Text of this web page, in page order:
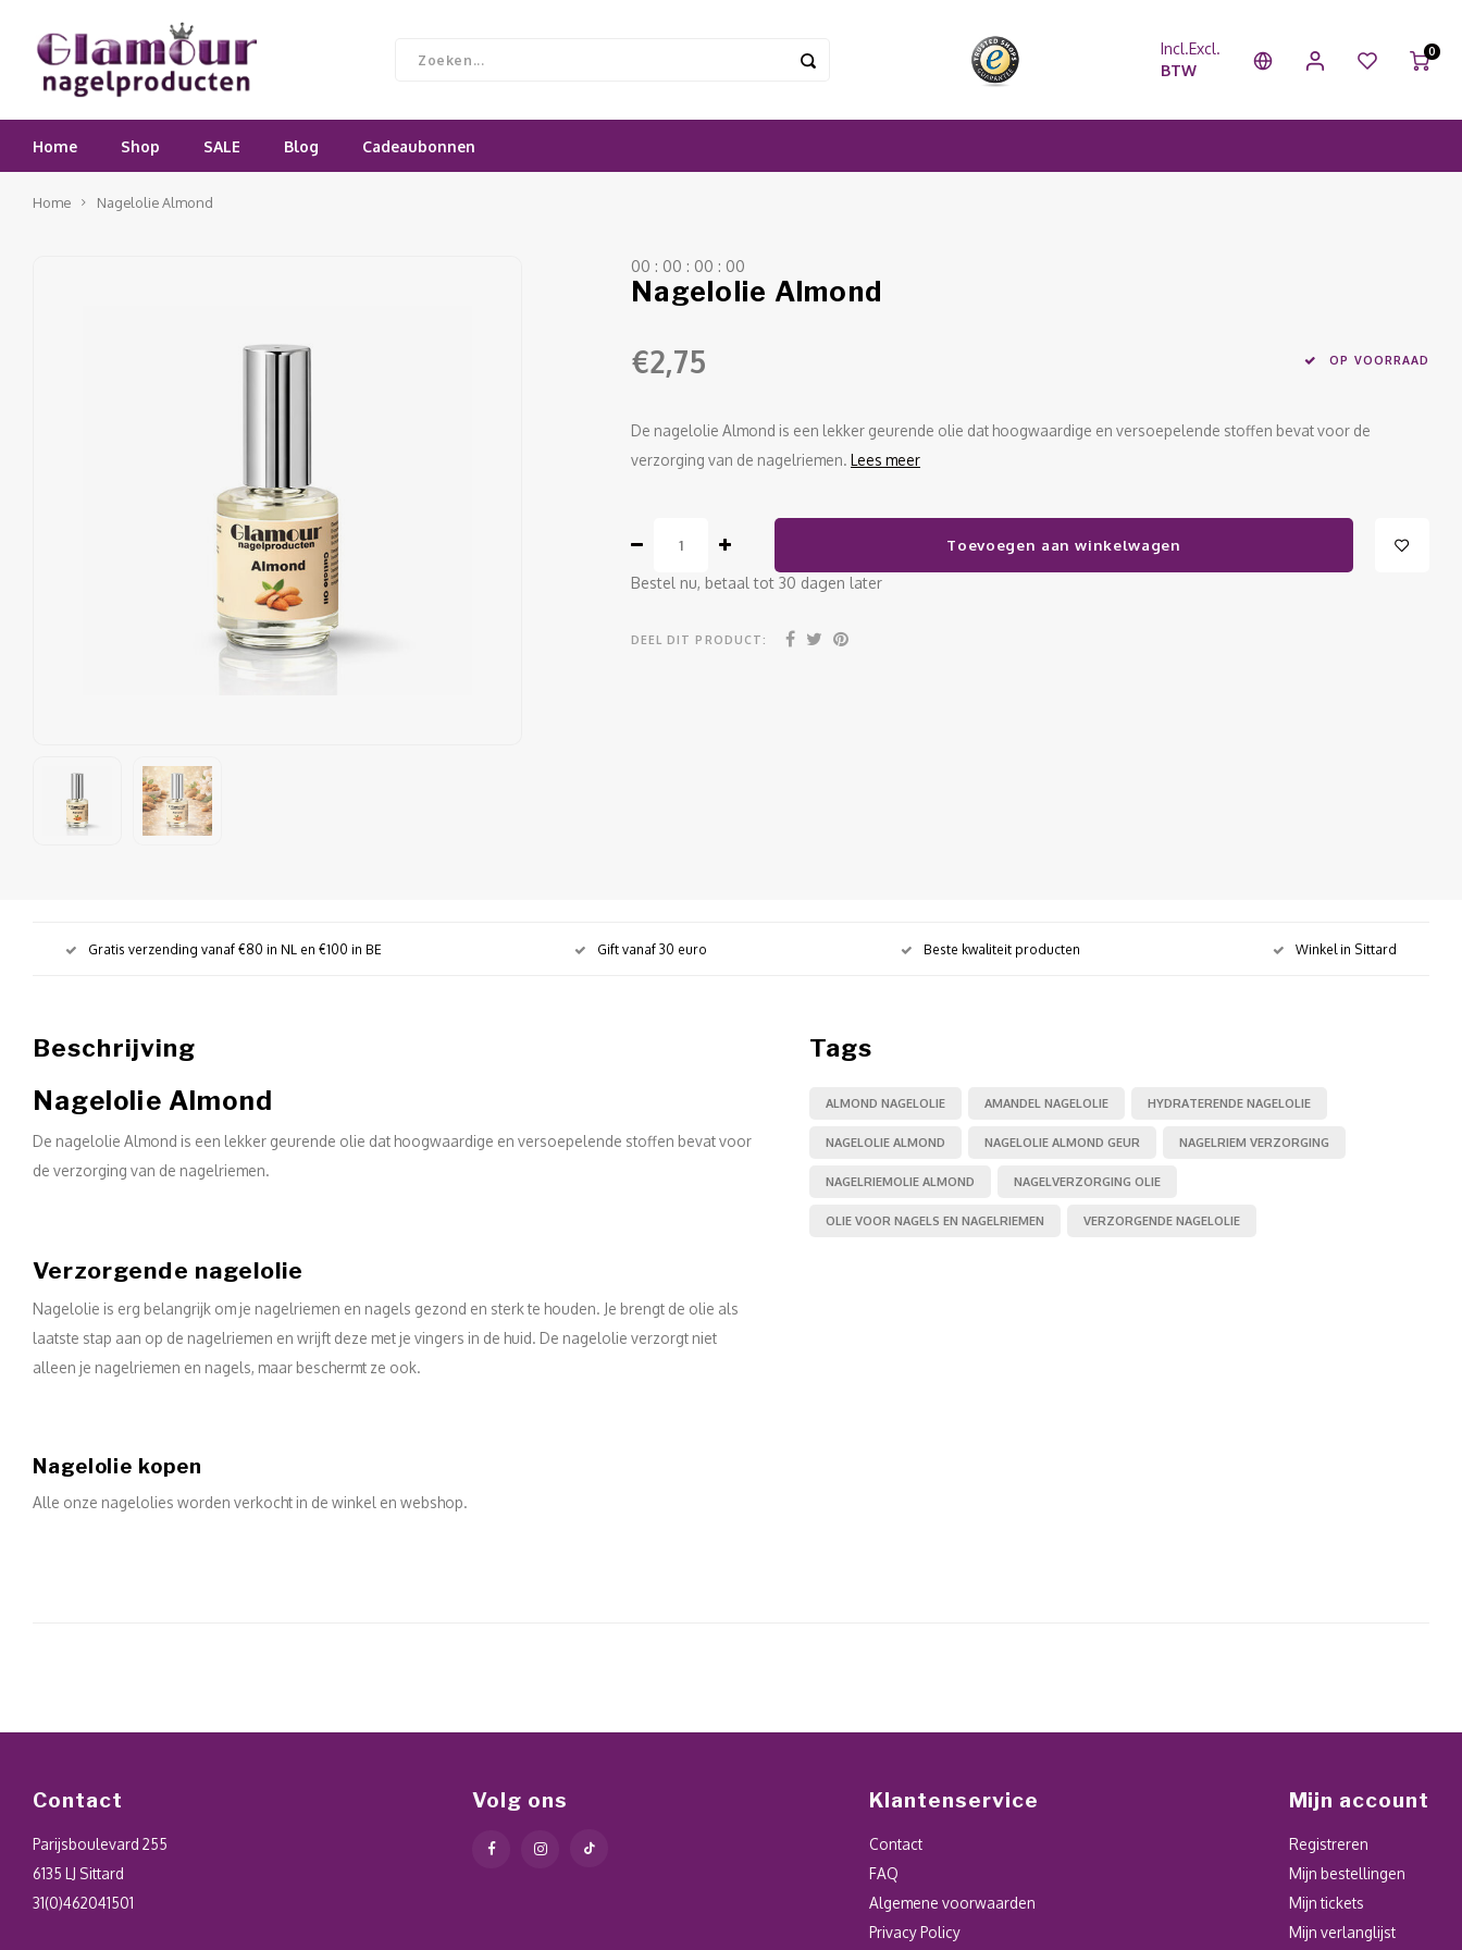
Incl.Excl.
BTW
0
Home Shop SALE Blog Cadeaubonnen
Home Nagelolie Almond
00 : 00 : 00 : 00
Nagelolie Almond
€2,75 OP VOORRAAD
De nagelolie Almond is een lekker geurende olie dat hoogwaardige en versoepelende stoffen bevat voor de
verzorging van de nagelriemen. Lees meer
Toevoegen aan winkelwagen
Bestel nu, betaal tot 30 dagen later
DEEL DIT PRODUCT:
Gratis verzending vanaf €80 in NL en €100 in BE Gift vanaf 30 euro Beste kwaliteit producten Winkel in Sittard
Beschrijving
Nagelolie Almond
De nagelolie Almond is een lekker geurende olie dat hoogwaardige en versoepelende stoffen bevat voor
de verzorging van de nagelriemen.
Verzorgende nagelolie
Nagelolie is erg belangrijk om je nagelriemen en nagels gezond en sterk te houden. Je brengt de olie als
laatste stap aan op de nagelriemen en wrijft deze met je vingers in de huid. De nagelolie verzorgt niet
alleen je nagelriemen en nagels, maar beschermt ze ook.
Nagelolie kopen
Alle onze nagelolies worden verkocht in de winkel en webshop.
Tags
ALMOND NAGELOLIE AMANDEL NAGELOLIE HYDRATERENDE NAGELOLIE
NAGELOLIE ALMOND NAGELOLIE ALMOND GEUR NAGELRIEM VERZORGING
NAGELRIEMOLIE ALMOND NAGELVERZORGING OLIE
OLIE VOOR NAGELS EN NAGELRIEMEN VERZORGENDE NAGELOLIE
Contact
Parijsboulevard 255
6135 LJ Sittard
31(0)462041501
Volg ons Klantenservice
Contact
FAQ
Algemene voorwaarden
Privacy Policy
Mijn account
Registreren
Mijn bestellingen
Mijn tickets
Mijn verlanglijst